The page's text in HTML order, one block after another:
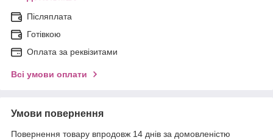
Післяплата
Готівкою
Оплата за реквізитами
Всі умови оплати
Умови повернення
Повернення товару впродовж 14 днів за домовленістю